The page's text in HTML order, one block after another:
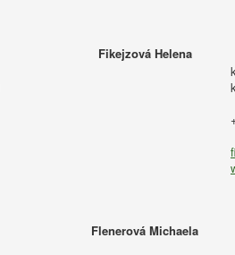
Fikejzová Helena
Flenerová Michaela